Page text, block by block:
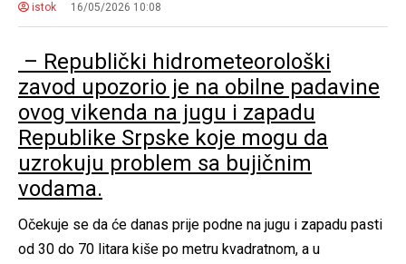
istok 16/05/2026 10:08
– Republički hidrometeorološki
zavod upozorio je na obilne padavine
ovog vikenda na jugu i zapadu
Republike Srpske koje mogu da
uzrokuju problem sa bujičnim
vodama.
Očekuje se da će danas prije podne na jugu i zapadu pasti
od 30 do 70 litara kiše po metru kvadratnom, a u